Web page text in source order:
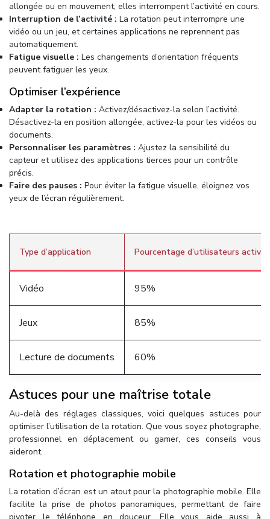
allongée ou en mouvement, elles interrompent l’activité en cours.
Interruption de l’activité : La rotation peut interrompre une
vidéo ou un jeu, et certaines applications ne reprennent pas
automatiquement.
Fatigue visuelle : Les changements d’orientation fréquents
peuvent fatiguer les yeux.
Optimiser l’expérience
Adapter la rotation : Activez/désactivez-la selon l’activité.
Désactivez-la en position allongée, activez-la pour les vidéos ou
documents.
Personnaliser les paramètres : Ajustez la sensibilité du
capteur et utilisez des applications tierces pour un contrôle
précis.
Faire des pauses : Pour éviter la fatigue visuelle, éloignez vos
yeux de l’écran régulièrement.
Type d’application Pourcentage d’utilisateurs
Vidéo 95%
Jeux 85%
Lecture de documents 60%
Astuces pour une maîtrise totale
Au-delà des réglages classiques, voici quelques astuces pour
optimiser l’utilisation de la rotation. Que vous soyez photographe,
professionnel en déplacement ou gamer, ces conseils vous
aideront.
Rotation et photographie mobile
La rotation d’écran est un atout pour la photographie mobile. Elle
facilite la prise de photos panoramiques, permettant de faire